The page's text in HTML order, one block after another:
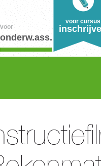
voor
onderw.ass.
voor cursus